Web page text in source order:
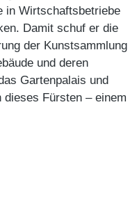
in Wirtschaftsbetriebe
Damit schuf er die
der Kunstsammlung
und deren
Gartenpalais und
dieses Fürsten – einem